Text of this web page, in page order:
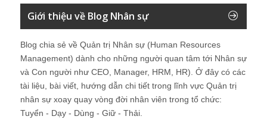
Giới thiệu về Blog Nhân sự
Blog chia sẻ về Quản trị Nhân sự (Human Resources
Management) dành cho những người quan tâm tới Nhân sự
và Con người như CEO, Manager, HRM, HR). Ở đây có các
tài liệu, bài viết, hướng dẫn chi tiết trong lĩnh vực Quản trị
nhân sự xoay quay vòng đời nhân viên trong tổ chức:
Tuyển - Dạy - Dùng - Giữ - Thải.